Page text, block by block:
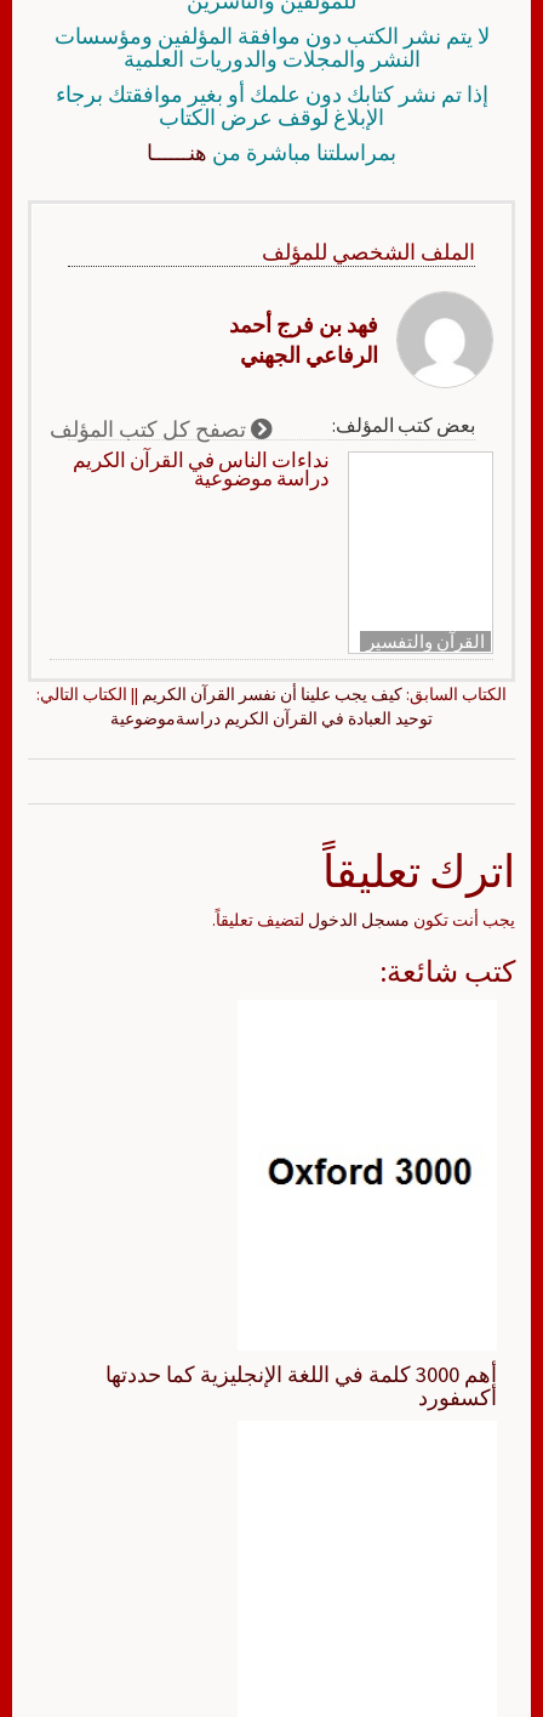
لا يتم نشر الكتب دون موافقة المؤلفين ومؤسسات
النشر والمجلات والدوريات العلمية
إذا تم نشر كتابك دون علمك أو بغير موافقتك برجاء
الإبلاغ لوقف عرض الكتاب
بمراسلتنا مباشرة من هنــــــا
الملف الشخصي للمؤلف
فهد بن فرج أحمد
الرفاعي الجهني
بعض كتب المؤلف: تصفح كل كتب المؤلف
القرآن والتفسير
نداءات الناس في القرآن الكريم
دراسة موضوعية
الكتاب السابق: كيف يجب علينا أن نفسر القرآن الكريم || الكتاب التالي:
توحيد العبادة في القرآن الكريم دراسةموضوعية
اترك تعليقاً
يجب أنت تكون مسجل الدخول لتضيف تعليقاً.
كتب شائعة:
أهم 3000 كلمة في اللغة الإنجليزية كما حددتها
أكسفورد